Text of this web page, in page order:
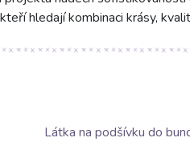
hledají kombinaci krásy,
Látka na podšívku do